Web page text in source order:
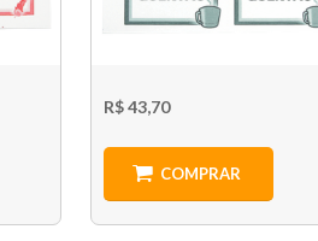
R$ 43,70
COMPRAR